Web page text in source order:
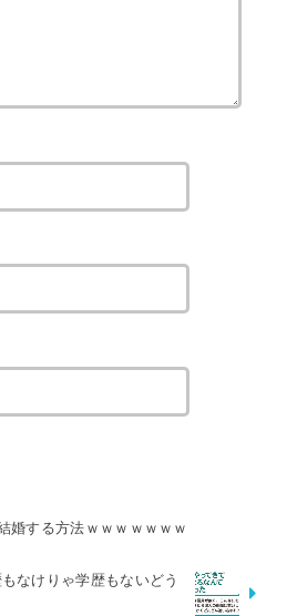
婚する方法ｗｗｗｗｗｗｗ
なけりゃ学歴もないどう